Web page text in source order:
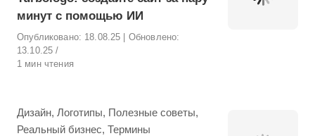
минут с помощью ИИ
Опубликовано: 18.08.25
| Обновлено:
13.10.25
1 мин чтения
Рубрика
Дизайн, Логотипы, Полезные советы,
Реальный бизнес, Термины